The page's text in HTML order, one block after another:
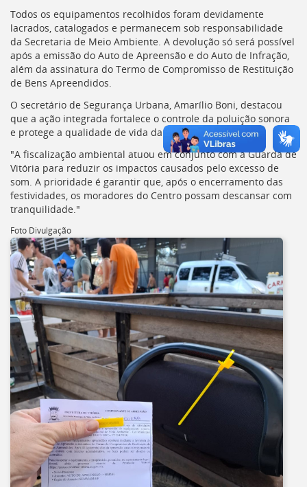
Todos os equipamentos recolhidos foram devidamente
lacrados, catalogados e permanecem sob responsabilidade
da Secretaria de Meio Ambiente. A devolução só será possível
após a emissão do Auto de Apreensão e do Auto de Infração,
além da assinatura do Termo de Compromisso de Restituição
de Bens Apreendidos.
O secretário de Segurança Urbana, Amarílio Boni, destacou
que a ação integrada fortalece o controle da poluição sonora
e protege a qualidade de vida da população.
"A fiscalização ambiental atuou em conjunto com a Guarda de
Vitória para reduzir os impactos causados pelo excesso de
som. A prioridade é garantir que, após o encerramento das
festividades, os moradores do Centro possam descansar com
tranquilidade."
Foto Divulgação